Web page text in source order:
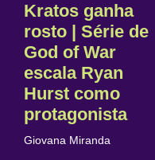
Kratos ganha
rosto | Série de
God of War
escala Ryan
Hurst como
protagonista
Giovana Miranda